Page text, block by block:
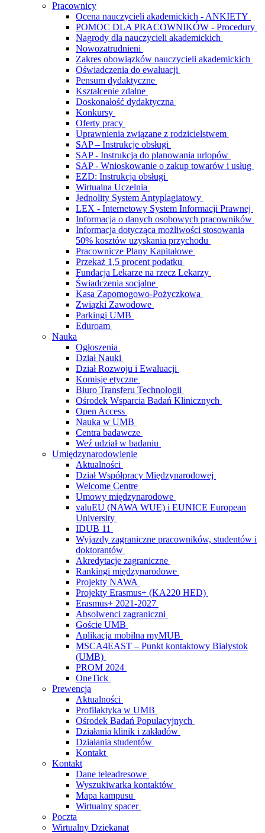
Pracownicy
Ocena nauczycieli akademickich - ANKIETY
POMOC DLA PRACOWNIKÓW - Procedury
Nagrody dla nauczycieli akademickich
Nowozatrudnieni
Zakres obowiązków nauczycieli akademickich
Oświadczenia do ewaluacji
Pensum dydaktyczne
Kształcenie zdalne
Doskonałość dydaktyczna
Konkursy
Oferty pracy
Uprawnienia związane z rodzicielstwem
SAP – Instrukcje obsługi
SAP - Instrukcja do planowania urlopów
SAP - Wnioskowanie o zakup towarów i usług
EZD: Instrukcja obsługi
Wirtualna Uczelnia
Jednolity System Antyplagiatowy
LEX - Internetowy System Informacji Prawnej
Informacja o danych osobowych pracowników
Informacja dotycząca możliwości stosowania
50% kosztów uzyskania przychodu
Pracownicze Plany Kapitałowe
Przekaż 1,5 procent podatku
Fundacja Lekarze na rzecz Lekarzy
Świadczenia socjalne
Kasa Zapomogowo-Pożyczkowa
Związki Zawodowe
Parkingi UMB
Eduroam
Nauka
Ogłoszenia
Dział Nauki
Dział Rozwoju i Ewaluacji
Komisje etyczne
Biuro Transferu Technologii
Ośrodek Wsparcia Badań Klinicznych
Open Access
Nauka w UMB
Centra badawcze
Weź udział w badaniu
Umiędzynarodowienie
Aktualności
Dział Współpracy Międzynarodowej
Welcome Centre
Umowy międzynarodowe
valuEU (NAWA WUE) i EUNICE European
University
IDUB 11
Wyjazdy zagraniczne pracowników, studentów i
doktorantów
Akredytacje zagraniczne
Rankingi międzynarodowe
Projekty NAWA
Projekty Erasmus+ (KA220 HED)
Erasmus+ 2021-2027
Absolwenci zagraniczni
Goście UMB
Aplikacja mobilna myMUB
MSCA4EAST – Punkt kontaktowy Białystok
(UMB)
PROM 2024
OneTick
Prewencja
Aktualności
Profilaktyka w UMB
Ośrodek Badań Populacyjnych
Działania klinik i zakładów
Działania studentów
Kontakt
Kontakt
Dane teleadresowe
Wyszukiwarka kontaktów
Mapa kampusu
Wirtualny spacer
Poczta
Wirtualny Dziekanat